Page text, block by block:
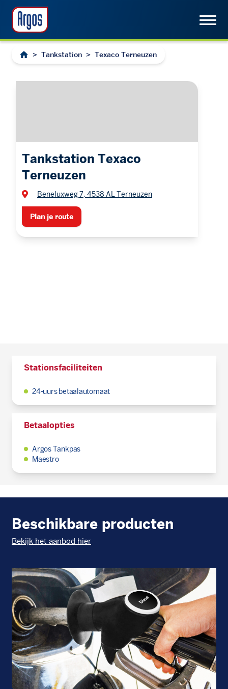
> Tankstation > Texaco Terneuzen
Tankstation Texaco
Terneuzen
Beneluxweg 7, 4538 AL Terneuzen
Plan je route
Stationsfaciliteiten
24-uurs betaalautomaat
Betaalopties
Argos Tankpas
Maestro
Beschikbare producten
Bekijk het aanbod hier